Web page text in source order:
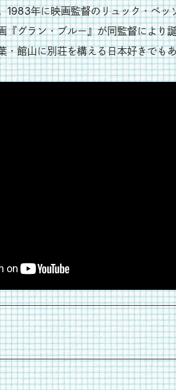
1983年に映画監督のリュック・ベッ
『グラン・ブルー』が同監督により
・館山に別荘を構える日本好きでも